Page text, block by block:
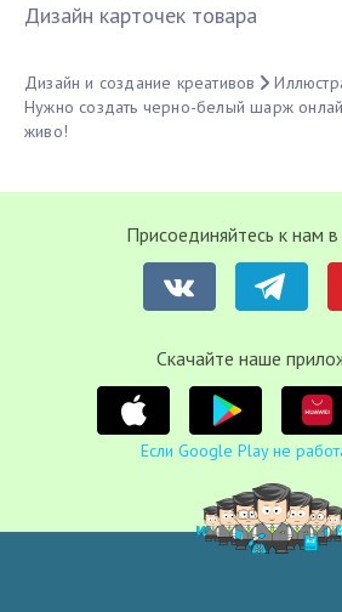
Дизайн карточек товара
Дизайн и создание креативов
Нужно создать черно-белый шарж
живо!
Присоединяйтесь к нам в
Cкачайте наше
Если Google Play не